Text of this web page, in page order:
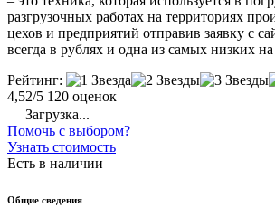
разгрузочных работах на территориях
цехов и предприятий отправив заявку с
всегда в рублях и одна из самых низких
Рейтинг:
4,52/5 120 оценок
Загрузка...
Помочь с выбором?
Узнать стоимость
Есть в наличии
Общие сведения